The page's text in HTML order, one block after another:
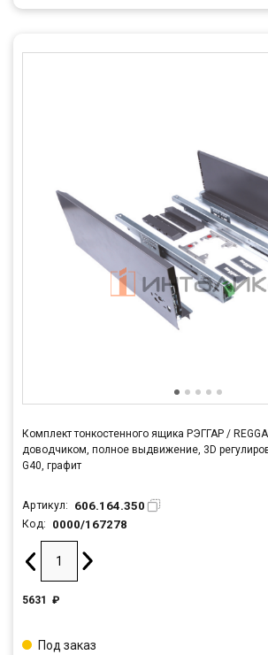
Комплект тонкостенного ящика РЭГГАР /
доводчиком, полное выдвижение, 3D
G40, графит
Артикул: 606.164.350
Код: 0000/167278
5631 ₽
Под заказ